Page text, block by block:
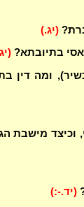
(יג.)
בתיובתא?
ומה דין
וכיצד מישבת
(יד.-:)